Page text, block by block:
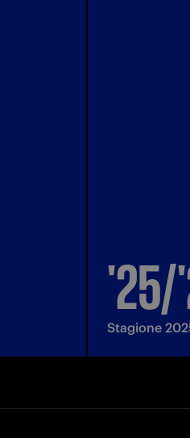
'25/
Stagione